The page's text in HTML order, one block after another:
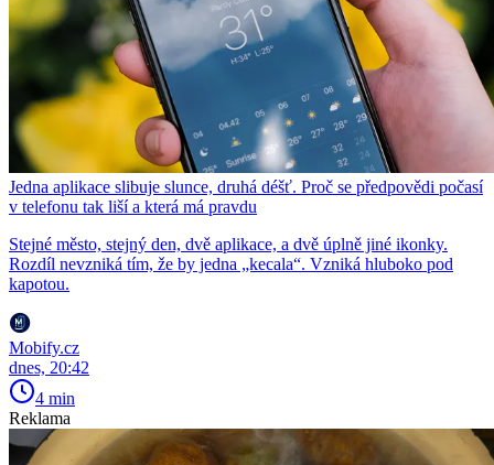
Jedna aplikace slibuje slunce, druhá déšť. Proč se předpovědi počasí
v telefonu tak liší a která má pravdu
Stejné město, stejný den, dvě aplikace, a dvě úplně jiné ikonky.
Rozdíl nevzniká tím, že by jedna „kecala“. Vzniká hluboko pod
kapotou.
Mobify.cz
dnes, 20:42
4 min
Reklama